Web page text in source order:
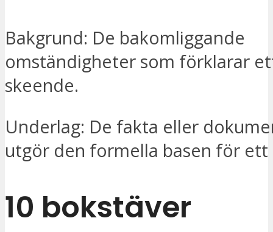
Bakgrund: De bakomliggande
omständigheter som förklarar
skeende.
Underlag: De fakta eller
utgör den formella basen för ett
10 bokstäver